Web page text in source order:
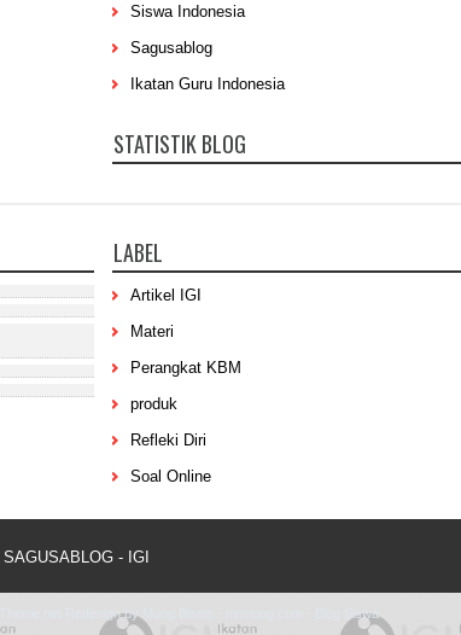
Siswa Indonesia
Sagusablog
Ikatan Guru Indonesia
STATISTIK BLOG
LABEL
Artikel IGI
Materi
Perangkat KBM
produk
Refleki Diri
Soal Online
SAGUSABLOG - IGI
Redesign by Blog Siswa